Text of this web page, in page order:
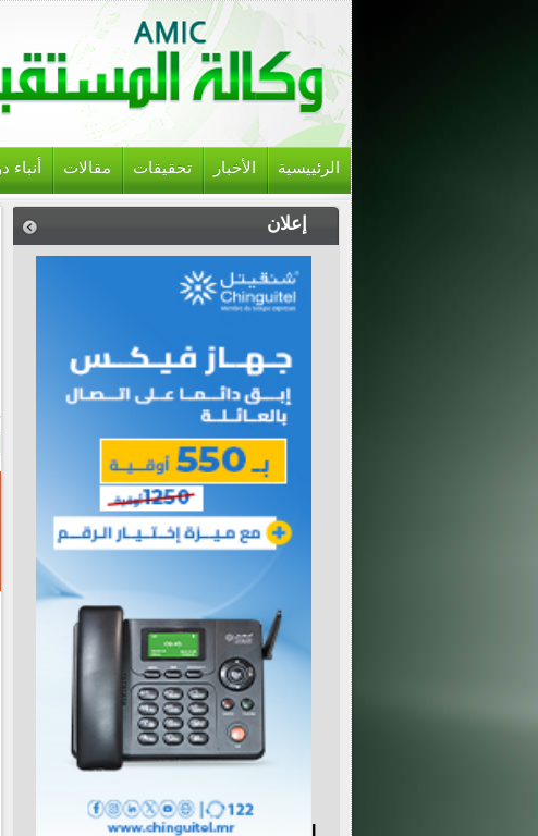
الرئييسية الأخبار تحقيقات مقالات أنباء
إعلان